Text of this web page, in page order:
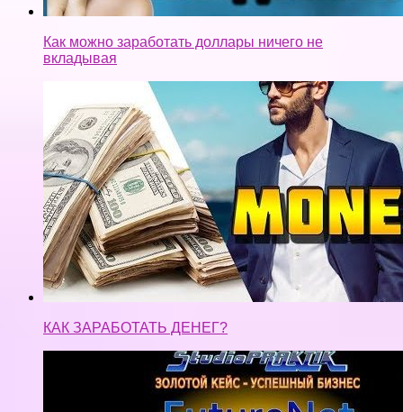
Как можно заработать доллары ничего не
вкладывая
КАК ЗАРАБОТАТЬ ДЕНЕГ?